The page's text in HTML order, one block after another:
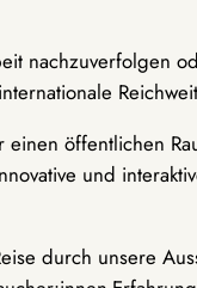
nachzuverfolgen
öffentlichen
und
durch unsere